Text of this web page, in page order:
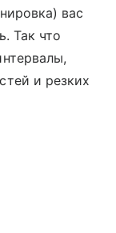
вас
Так что
и резких